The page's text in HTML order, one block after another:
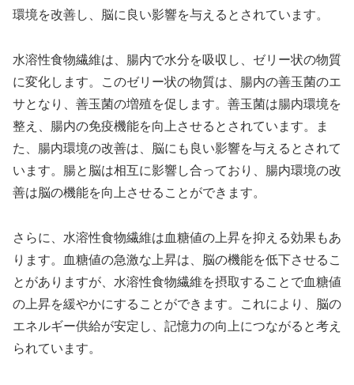
環境を改善し、脳に良い影響を与えるとされています。
水溶性食物繊維は、腸内で水分を吸収し、ゼリー状の物質
に変化します。このゼリー状の物質は、腸内の善玉菌のエ
サとなり、善玉菌の増殖を促します。善玉菌は腸内環境を
整え、腸内の免疫機能を向上させるとされています。ま
た、腸内環境の改善は、脳にも良い影響を与えるとされて
います。腸と脳は相互に影響し合っており、腸内環境の改
善は脳の機能を向上させることができます。
さらに、水溶性食物繊維は血糖値の上昇を抑える効果もあ
ります。血糖値の急激な上昇は、脳の機能を低下させるこ
とがありますが、水溶性食物繊維を摂取することで血糖値
の上昇を緩やかにすることができます。これにより、脳の
エネルギー供給が安定し、記憶力の向上につながると考え
られています。